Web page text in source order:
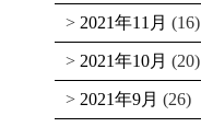
2021年11月 (16)
2021年10月 (20)
2021年9月 (26)